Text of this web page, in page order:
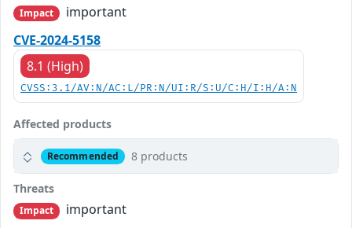
Impact
important
CVE-2024-5158
8.1 (High)
CVSS:3.1/AV:N/AC:L/PR:N/UI:R/S:U/C:H/I:H/A:N
Affected products
Recommended 8 products
Threats
Impact
important